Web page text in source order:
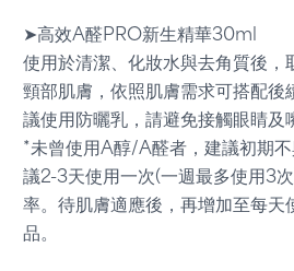
➤高效A醛PRO新生精華30ml
使用於清潔、化妝水與去角質後，
頸部肌膚，依照肌膚需求可搭配
議使用防曬乳，請避免接觸眼睛及
*未曾使用A醇/A醛者，建議初期
議2-3天使用一次(一週最多使用3
率。待肌膚適應後，再增加至每天
品。